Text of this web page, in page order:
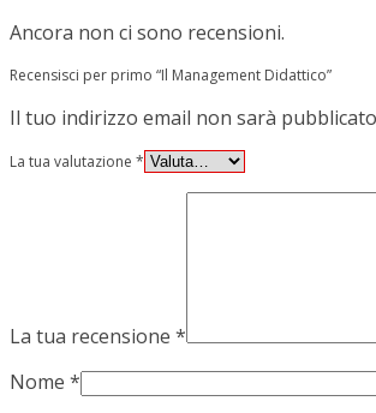
Ancora non ci sono recensioni.
Recensisci per primo “Il Management Didattico”
Il tuo indirizzo email non sarà
La tua valutazione *
La tua recensione *
Nome *